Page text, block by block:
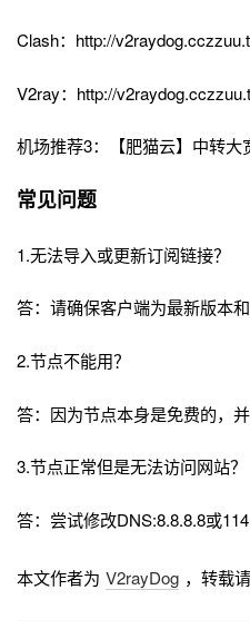
Clash：http://
V2ray：http://
机场推荐3：【肥猫云】中转
常见问题
1.无法导入或更新订阅链接？
答：请确保客户端为最新版本
2.节点不能用？
答：因为节点本身是免费的，
3.节点正常但是无法访问网站？
答：尝试修改DNS:8.8.8.8或
本文作者为 V2rayDog ，转载